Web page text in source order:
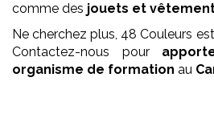
comme des jouets et
Ne cherchez plus, 48 Couleurs
Contactez-nous pour
organisme de formation au